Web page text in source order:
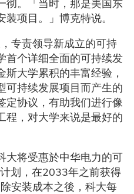
彻。「当时，那是美国东
项目。」博克特说。
专责领导新成立的可持
首个详细全面的可持续发
大学累积的丰富经验，
可持续发展项目而产生的
定协议，有助我们进行像
程，对大学来说是最好的
大将受惠於中华电力的可
划，在2033年之前获得
安装成本之後，科大每